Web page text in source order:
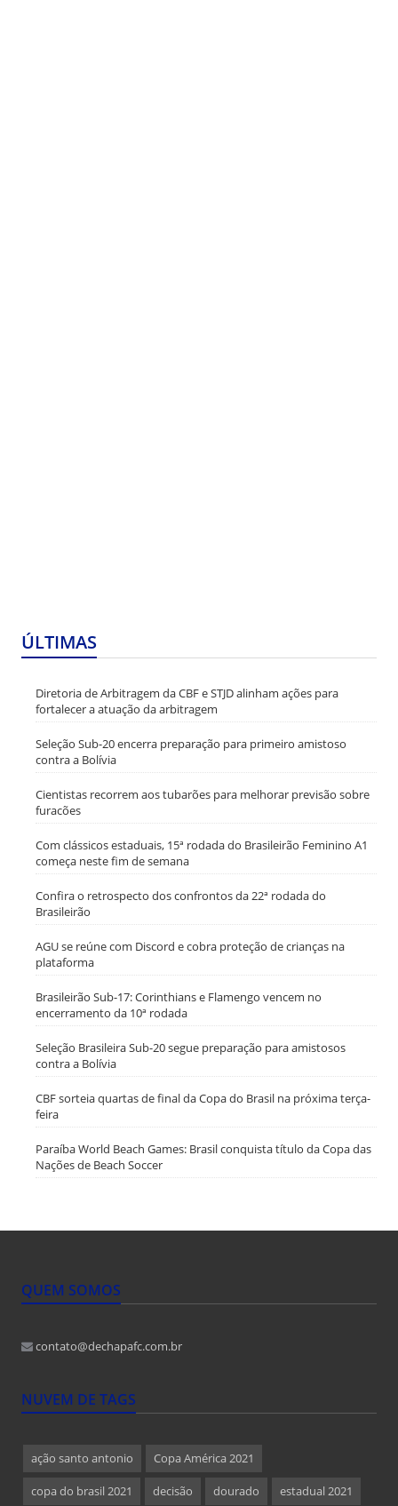
ÚLTIMAS
Diretoria de Arbitragem da CBF e STJD alinham ações para
fortalecer a atuação da arbitragem
Seleção Sub-20 encerra preparação para primeiro amistoso
contra a Bolívia
Cientistas recorrem aos tubarões para melhorar previsão sobre
furacões
Com clássicos estaduais, 15ª rodada do Brasileirão Feminino A1
começa neste fim de semana
Confira o retrospecto dos confrontos da 22ª rodada do
Brasileirão
AGU se reúne com Discord e cobra proteção de crianças na
plataforma
Brasileirão Sub-17: Corinthians e Flamengo vencem no
encerramento da 10ª rodada
Seleção Brasileira Sub-20 segue preparação para amistosos
contra a Bolívia
CBF sorteia quartas de final da Copa do Brasil na próxima terça-
feira
Paraíba World Beach Games: Brasil conquista título da Copa das
Nações de Beach Soccer
QUEM SOMOS
contato@dechapafc.com.br
NUVEM DE TAGS
ação santo antonio Copa América 2021
copa do brasil 2021 decisão dourado estadual 2021